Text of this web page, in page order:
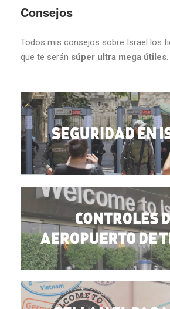
Consejos
Todos mis consejos sobre Israel los
que te serán súper ultra mega útiles.